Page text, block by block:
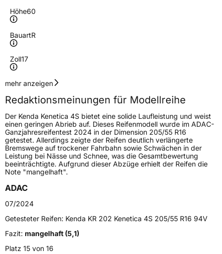
Höhe60
BauartR
Zoll17
Geschwindigkeitsindex
Höchstgeschwindigkeit
240 km/h
Lastindex96
Höchstlast710 kg
Generelle Merkmale
Fahrzeugtyp
Verwendung
ModellnameKR 202 Kenetica 4S
FahrzeugartPKW & SUV
mehr anzeigen
Redaktionsmeinungen für Modellreihe
Der Kenda Kenetica 4S bietet eine solide Laufleistung und weist
einen geringen Abrieb auf. Dieses Reifenmodell wurde im ADAC-
Ganzjahresreifentest 2024 in der Dimension 205/55 R16
getestet. Allerdings zeigte der Reifen deutlich verlängerte
Bremswege auf trockener Fahrbahn sowie Schwächen in der
Leistung bei Nässe und Schnee, was die Gesamtbewertung
beeinträchtigte. Aufgrund dieser Abzüge erhielt der Reifen die
Note "mangelhaft".
ADAC
07/2024
Getesteter Reifen: Kenda KR 202 Kenetica 4S 205/55 R16 94V
Fazit: mangelhaft (5,1)
Platz 15 von 16